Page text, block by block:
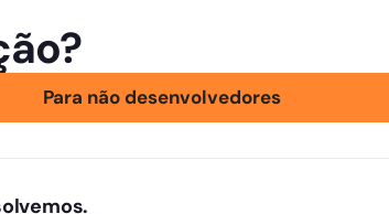
Para não desenvolvedores